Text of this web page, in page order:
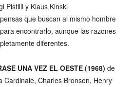
Pistilli y Klaus Kinski
que buscan al mismo hombre
encontrarlo, aunque las razones
diferentes.
UNA VEZ EL OESTE (1968) de
Cardinale, Charles Bronson, Henry